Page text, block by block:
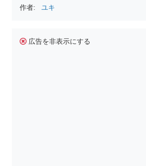
作者: ユキ
広告を非表示にする